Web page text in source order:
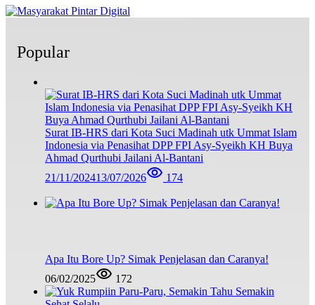
Popular
Surat IB-HRS dari Kota Suci Madinah utk Ummat Islam
Indonesia via Penasihat DPP FPI Asy-Syeikh KH Buya
Ahmad Qurthubi Jailani Al-Bantani
21/11/202413/07/2026 174
Apa Itu Bore Up? Simak Penjelasan dan Caranya!
06/02/2025
172